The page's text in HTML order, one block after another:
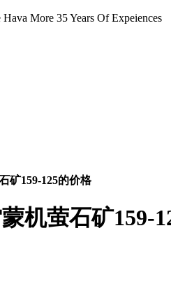
Hava More 35 Years Of Expeiences
矿159-125的价格
机萤石矿159-